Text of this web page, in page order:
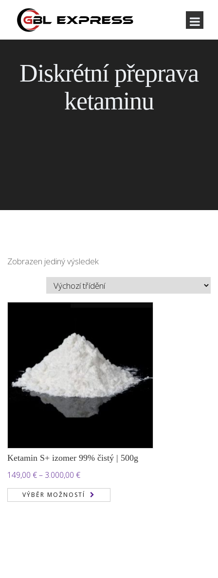
Diskrétní přeprava
ketaminu
Zobrazen jediný výsledek
Ketamin S+ izomer 99% čistý | 500g
149,00 €– 3.000,00 €Rozpětí
cen:
149,00 €
VÝBĚR MOŽNOSTÍ